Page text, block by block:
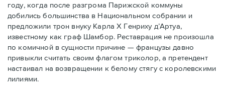
году, когда после разгрома Парижской коммуны
добились большинства в Национальном собрании и
предложили трон внуку Карла Х Генриху д’Артуа,
известному как граф Шамбор. Реставрация не произошла
по комичной в сущности причине — французы давно
привыкли считать своим флагoм триколор, а претендент
настаивал на возвращении к белому стягу с королевскими
лилиями.